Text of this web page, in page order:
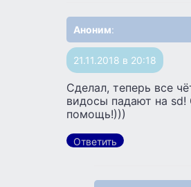
Аноним:
21.11.2018 в 20:18
Сделал, теперь все
видосы падают на sd!
помощь!)))
Ответить